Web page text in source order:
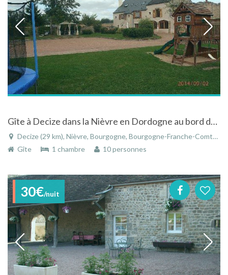
Gîte à Decize dans la Nièvre en Dordogne au bord de la Loire
Decize (29 km), Nièvre, Bourgogne, Bourgogne-Franche-Comté, France
Gîte
1 chambre 10 personnes
30€/nuit